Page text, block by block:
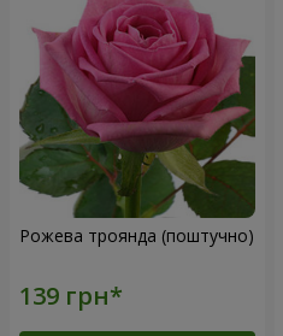
Рожева троянда (поштучно)